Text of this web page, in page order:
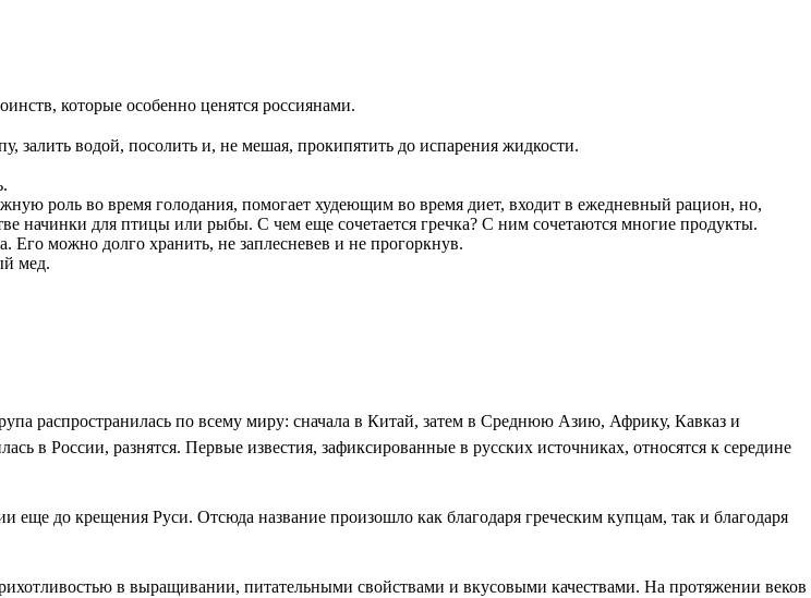
которые особенно ценятся россиянами.
залить водой, посолить и, не мешая, прокипятить до испарения жидкости.
роль во время голодания, помогает худеющим во время диет, входит в ежедневный рацион, но,
начинки для птицы или рыбы. С чем еще сочетается гречка? С ним сочетаются многие продукты.
Его можно долго хранить, не заплесневев и не прогоркнув.
мед.
распространилась по всему миру: сначала в Китай, затем в Среднюю Азию, Африку, Кавказ и
в России, разнятся. Первые известия, зафиксированные в русских источниках, относятся к середине
еще до крещения Руси. Отсюда название произошло как благодаря греческим купцам, так и благодаря
в выращивании, питательными свойствами и вкусовыми качествами. На протяжении веков